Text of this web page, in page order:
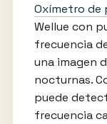
Oxímetro de
Wellue con
frecuencia
una imagen
nocturnas.
puede
frecuencia